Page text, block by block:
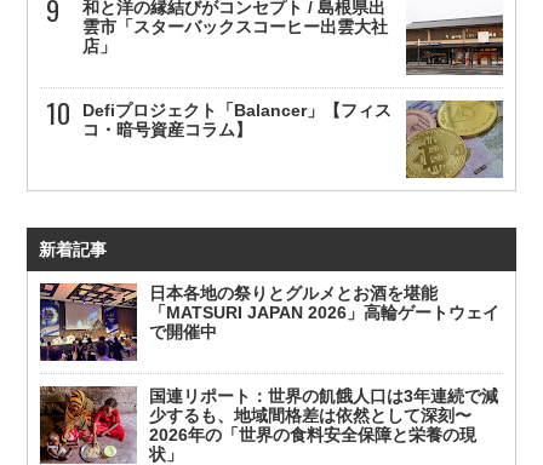
和と洋の縁結びがコンセプト / 島根県出
雲市「スターバックスコーヒー出雲大社
店」
Defiプロジェクト「Balancer」【フィス
コ・暗号資産コラム】
新着記事
日本各地の祭りとグルメとお酒を堪能
「MATSURI JAPAN 2026」高輪ゲートウェイ
で開催中
国連リポート：世界の飢餓人口は3年連続で減
少するも、地域間格差は依然として深刻〜
2026年の「世界の食料安全保障と栄養の現
状」